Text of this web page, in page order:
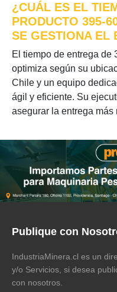
¿CUÁL ES EL
PRODUCTO 395-
SE GESTIONA EL
El tiempo de entrega de
optimiza según su
Chile y un equipo
ágil y eficiente. Su
asegurar la entrega más
Publique con
IndustriaMinera.cl es un
y/o Servicios, si desea
con nosotros.